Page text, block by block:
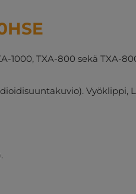
TXA-800 sekä TXA-
Vyöklippi,